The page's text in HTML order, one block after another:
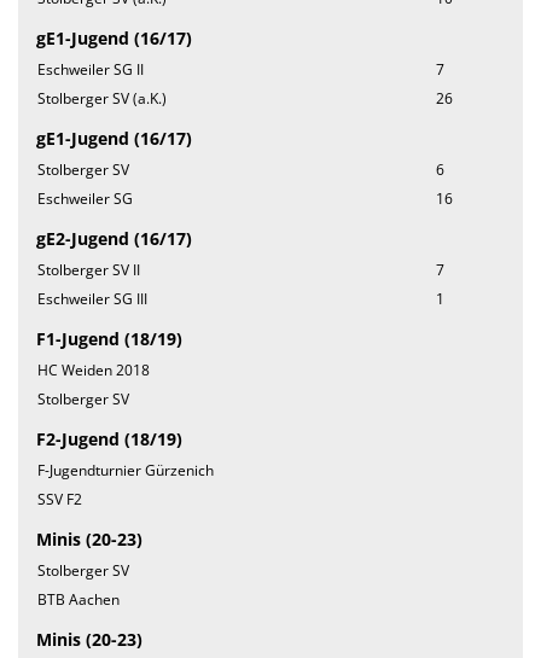
gE1-Jugend (16/17)
Eschweiler SG II
7
Stolberger SV (a.K.)
26
gE1-Jugend (16/17)
Stolberger SV
6
Eschweiler SG
16
gE2-Jugend (16/17)
Stolberger SV II
7
Eschweiler SG III
1
F1-Jugend (18/19)
HC Weiden 2018
Stolberger SV
F2-Jugend (18/19)
F-Jugendturnier Gürzenich
SSV F2
Minis (20-23)
Stolberger SV
BTB Aachen
Minis (20-23)